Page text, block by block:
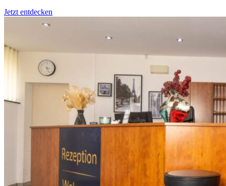
Jetzt entdecken